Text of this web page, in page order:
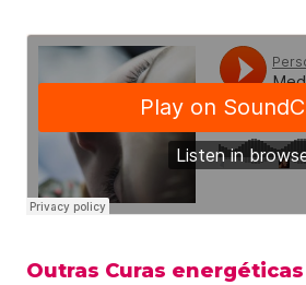
Outras Curas energéticas